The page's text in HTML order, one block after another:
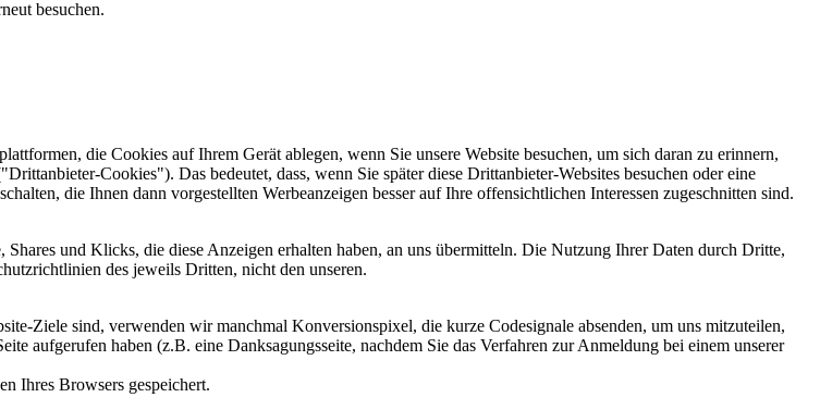
besuchen.
die Cookies auf Ihrem Gerät ablegen, wenn Sie unsere Website besuchen, um sich daran zu erinnern,
Cookies"). Das bedeutet, dass, wenn Sie später diese Drittanbieter-Websites besuchen oder eine
die Ihnen dann vorgestellten Werbeanzeigen besser auf Ihre offensichtlichen Interessen zugeschnitten sind.
und Klicks, die diese Anzeigen erhalten haben, an uns übermitteln. Die Nutzung Ihrer Daten durch Dritte,
des jeweils Dritten, nicht den unseren.
Ziele sind, verwenden wir manchmal Konversionspixel, die kurze Codesignale absenden, um uns mitzuteilen,
aufgerufen haben (z.B. eine Danksagungsseite, nachdem Sie das Verfahren zur Anmeldung bei einem unserer
Ihres Browsers gespeichert.